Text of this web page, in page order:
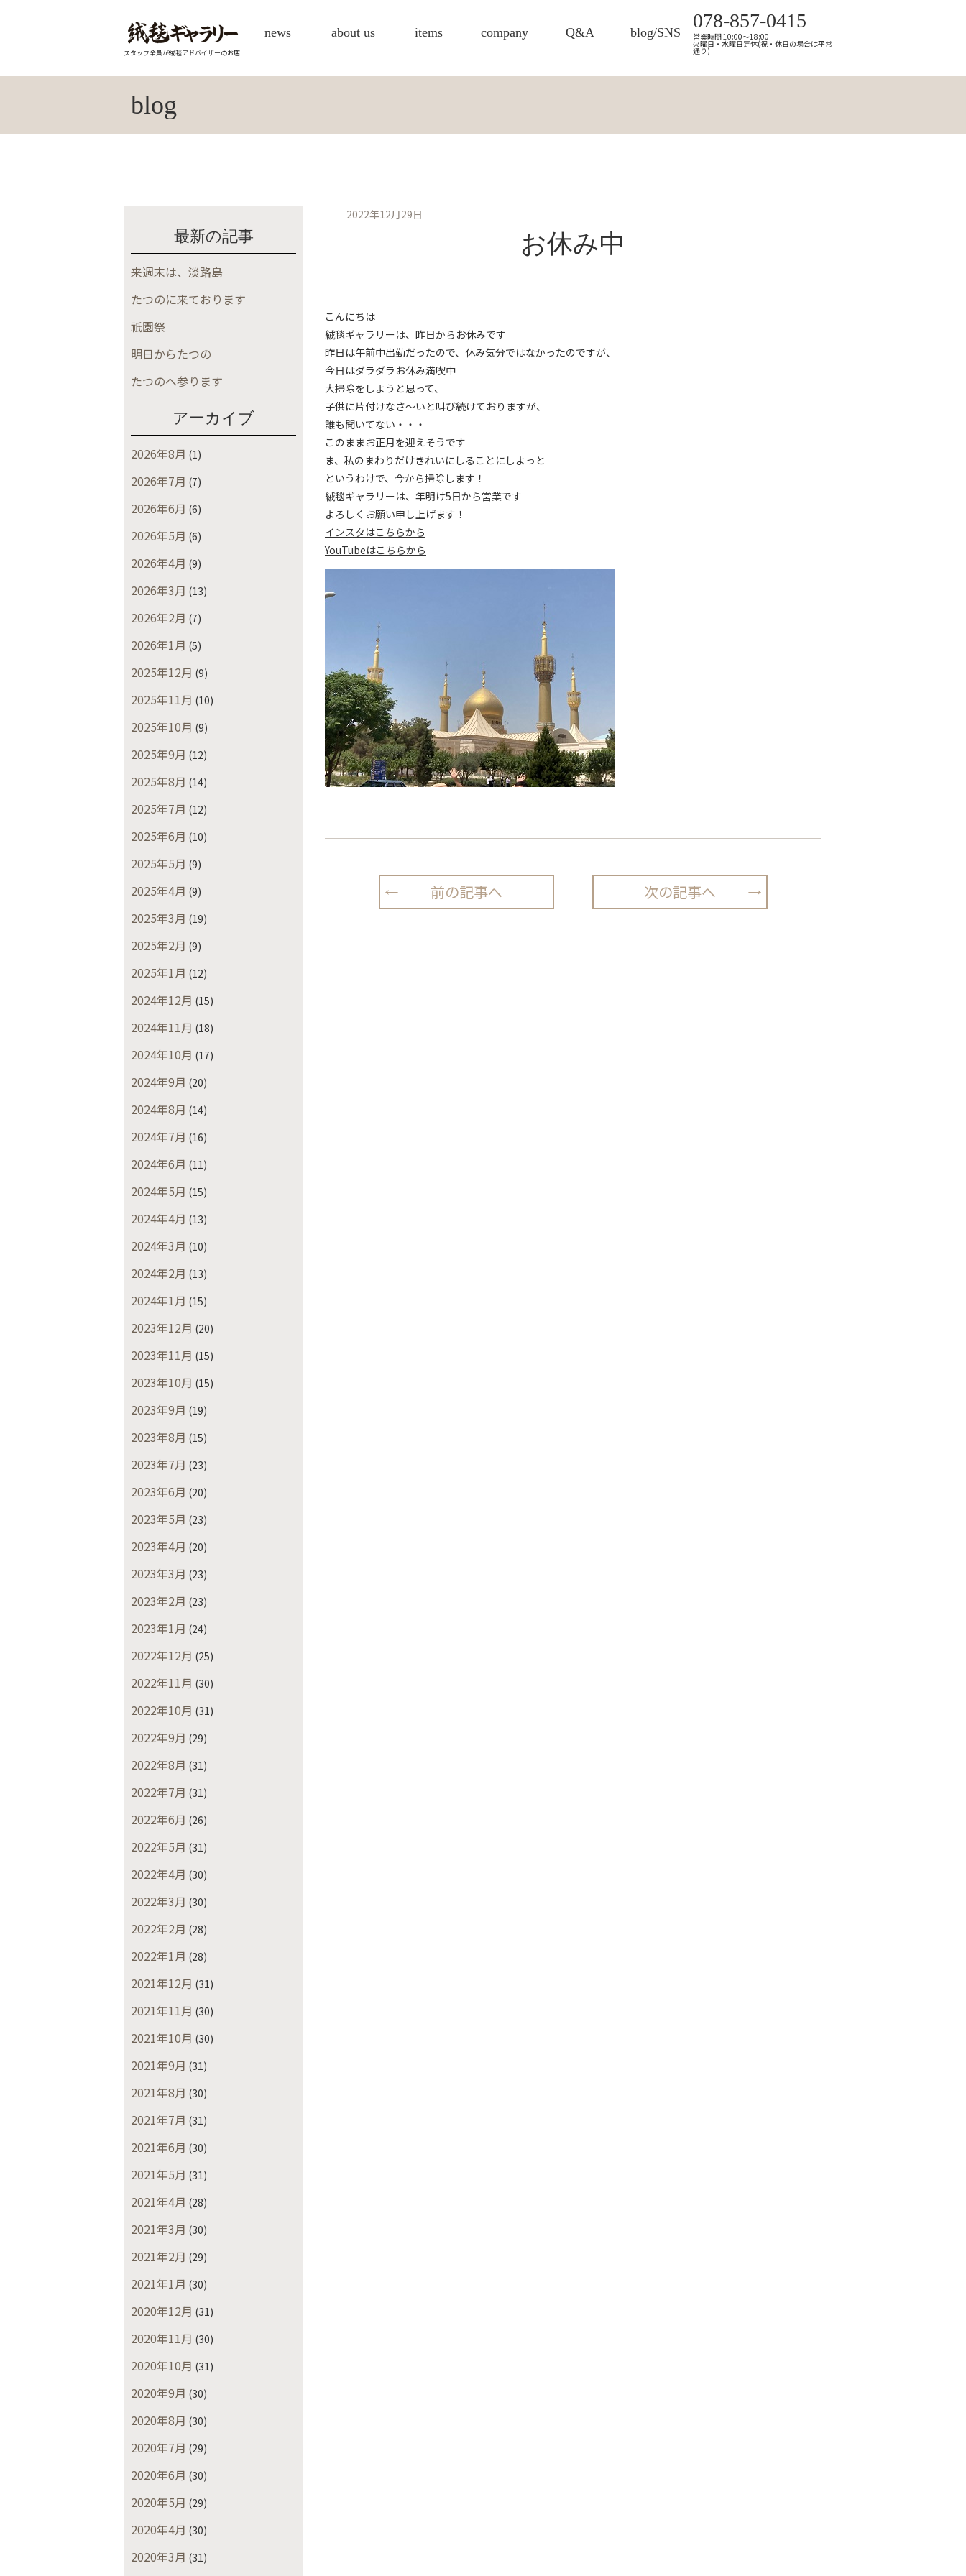
スタッフ全員が絨毯アドバイザーのお店
news about us items company Q&A blog/SNS
078-857-0415
営業時間 10:00～18:00
火曜日・水曜日定休(祝・休日の場合は平常
通り)
blog
最新の記事
来週末は、淡路島
たつのに来ております
祇園祭
明日からたつの
たつのへ参ります
アーカイブ
2026年8月 (1)
2026年7月 (7)
2026年6月 (6)
2026年5月 (6)
2026年4月 (9)
2026年3月 (13)
2026年2月 (7)
2026年1月 (5)
2025年12月 (9)
2025年11月 (10)
2025年10月 (9)
2025年9月 (12)
2025年8月 (14)
2025年7月 (12)
2025年6月 (10)
2025年5月 (9)
2025年4月 (9)
2025年3月 (19)
2025年2月 (9)
2025年1月 (12)
2024年12月 (15)
2024年11月 (18)
2024年10月 (17)
2024年9月 (20)
2024年8月 (14)
2024年7月 (16)
2024年6月 (11)
2024年5月 (15)
2024年4月 (13)
2024年3月 (10)
2024年2月 (13)
2024年1月 (15)
2023年12月 (20)
2023年11月 (15)
2023年10月 (15)
2023年9月 (19)
2023年8月 (15)
2023年7月 (23)
2023年6月 (20)
2023年5月 (23)
2023年4月 (20)
2023年3月 (23)
2023年2月 (23)
2023年1月 (24)
2022年12月 (25)
2022年11月 (30)
2022年10月 (31)
2022年9月 (29)
2022年8月 (31)
2022年7月 (31)
2022年6月 (26)
2022年5月 (31)
2022年4月 (30)
2022年3月 (30)
2022年2月 (28)
2022年1月 (28)
2021年12月 (31)
2021年11月 (30)
2021年10月 (30)
2021年9月 (31)
2021年8月 (30)
2021年7月 (31)
2021年6月 (30)
2021年5月 (31)
2021年4月 (28)
2021年3月 (30)
2021年2月 (29)
2021年1月 (30)
2020年12月 (31)
2020年11月 (30)
2020年10月 (31)
2020年9月 (30)
2020年8月 (30)
2020年7月 (29)
2020年6月 (30)
2020年5月 (29)
2020年4月 (30)
2020年3月 (31)
2022年12月29日
お休み中
こんにちは
絨毯ギャラリーは、昨日からお休みです
昨日は午前中出勤だったので、休み気分ではなかったのですが、
今日はダラダラお休み満喫中
大掃除をしようと思って、
子供に片付けなさ～いと叫び続けておりますが、
誰も聞いてない・・・
このままお正月を迎えそうです
ま、私のまわりだけきれいにしることにしよっと
というわけで、今から掃除します！
絨毯ギャラリーは、年明け5日から営業です
よろしくお願い申し上げます！
インスタはこちらから
YouTubeはこちらから
前の記事へ 次の記事へ